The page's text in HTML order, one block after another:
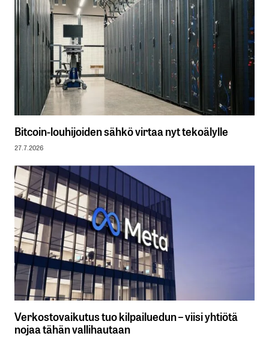
Bitcoin-louhijoiden sähkö virtaa nyt tekoälylle
27.7.2026
Verkostovaikutus tuo kilpailuedun – viisi yhtiötä
nojaa tähän vallihautaan